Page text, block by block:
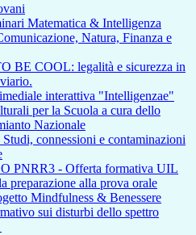
Matematica & Intelligenza
Natura, Finanza e
BE COOL: legalità e sicurezza in
interattiva "Intelligenzae"
per la Scuola a cura dello
Nazionale
connessioni e contaminazioni
PNRR3 - Offerta formativa UIL
preparazione alla prova orale
Mindfulness & Benessere
sui disturbi dello spettro